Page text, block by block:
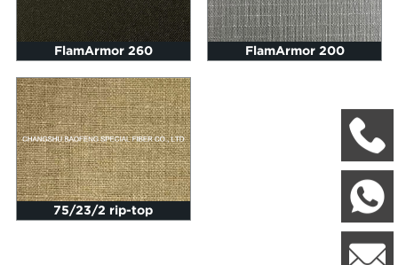
FlamArmor 260 FlamArmor 200
75/23/2 rip-top